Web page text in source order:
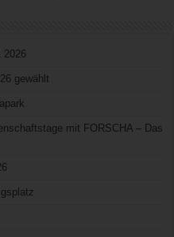
2026
gewählt
mit FORSCHA – Das